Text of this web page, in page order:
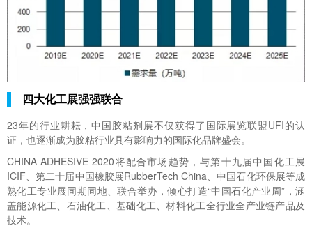
四大化工展强强联合
23年的行业耕耘，中国胶粘剂展不仅获得了国际展览联盟UFI的认
证，也逐渐成为胶粘行业具有影响力的国际化品牌盛会。
CHINA ADHESIVE 2020将配合市场趋势，与第十九届中国化工展
ICIF、第二十届中国橡胶展RubberTech China、中国石化环保展等成
熟化工专业展同期同地、联合举办，倾心打造“中国石化产业周”，涵
盖能源化工、石油化工、基础化工、材料化工全行业全产业链产品及
技术。